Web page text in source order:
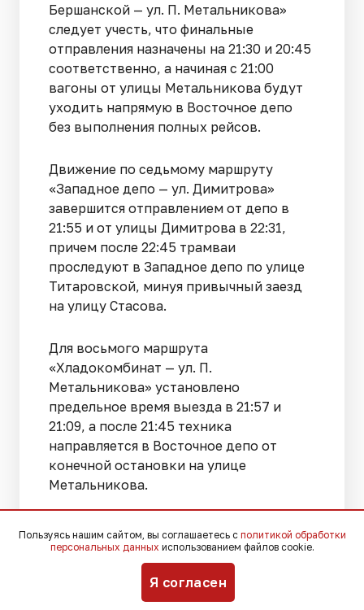
Бершанской — ул. П. Метальникова»
следует учесть, что финальные
отправления назначены на 21:30 и 20:45
соответственно, а начиная с 21:00
вагоны от улицы Метальникова будут
уходить напрямую в Восточное депо
без выполнения полных рейсов.
Движение по седьмому маршруту
«Западное депо — ул. Димитрова»
завершится отправлением от депо в
21:55 и от улицы Димитрова в 22:31,
причем после 22:45 трамваи
проследуют в Западное депо по улице
Титаровской, минуя привычный заезд
на улицу Стасова.
Для восьмого маршрута
«Хладокомбинат — ул. П.
Метальникова» установлено
предельное время выезда в 21:57 и
21:09, а после 21:45 техника
направляется в Восточное депо от
конечной остановки на улице
Метальникова.
20-й маршрут «Хладокомбинат — ул.
Декабристов» предполагает последние
отправления в 21:51 и 21:42, после чего с
22:00 трамваи от улицы Декабристов
будут следовать исключительно в
Пользуясь нашим сайтом, вы соглашаетесь с политикой обработки
персональных данных использованием файлов cookie.
Я согласен